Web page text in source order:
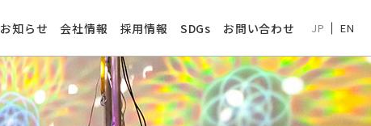
お知らせ 会社情報 採用情報 SDGs お問い合わせ JP EN